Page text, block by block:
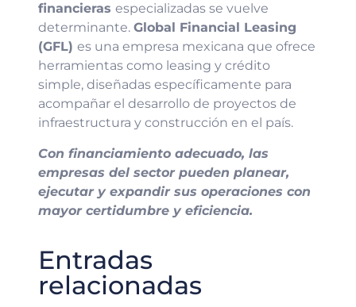
financieras especializadas se vuelve
determinante. Global Financial Leasing
(GFL) es una empresa mexicana que ofrece
herramientas como leasing y crédito
simple, diseñadas específicamente para
acompañar el desarrollo de proyectos de
infraestructura y construcción en el país.
Con financiamiento adecuado, las
empresas del sector pueden planear,
ejecutar y expandir sus operaciones con
mayor certidumbre y eficiencia.
Entradas
relacionadas